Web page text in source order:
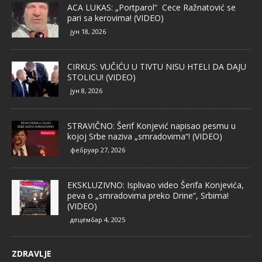
ACA LUKAS: „Portparol“ Cece Ražnatović se
pari sa kerovima! (VIDEO)
јун 18, 2026
CIRKUS: VUČIĆU U TIVTU NISU HTELI DA DAJU
STOLICU! (VIDEO)
јун 8, 2026
STRAVIČNO: Šerif Konjević napisao pesmu u
kojoj Srbe naziva „smradovima“! (VIDEO)
фебруар 27, 2026
EKSKLUZIVNO: Isplivao video Šerifa Konjevića,
peva o „smradovima preko Drine“, Srbima!
(VIDEO)
децембар 4, 2025
ZDRAVLJE